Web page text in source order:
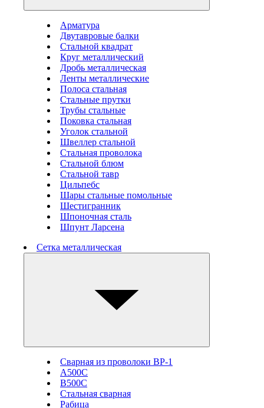
Арматура
Двутавровые балки
Стальной квадрат
Круг металлический
Дробь металлическая
Ленты металлические
Полоса стальная
Стальные прутки
Трубы стальные
Поковка стальная
Уголок стальной
Швеллер стальной
Стальная проволока
Стальной блюм
Стальной тавр
Цильпебс
Шары стальные помольные
Шестигранник
Шпоночная сталь
Шпунт Ларсена
Сетка металлическая
Сварная из проволоки ВР-1
А500С
В500С
Стальная сварная
Рабица